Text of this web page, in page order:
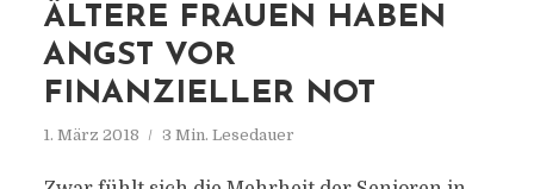
ÄLTERE FRAUEN HABEN
ANGST VOR
FINANZIELLER NOT
1. März 2018 3 Min. Lesedauer